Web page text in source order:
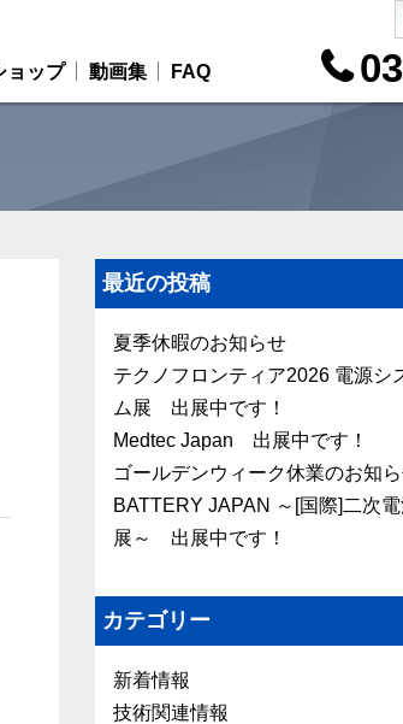
ョップ 動画集 FAQ
最近の投稿
夏季休暇のお知らせ
テクノフロンティア2026 電源シ
ム展 出展中です！
Medtec Japan 出展中です！
ゴールデンウィーク休業のお知
BATTERY JAPAN ～[国際]二次
展～ 出展中です！
カテゴリー
新着情報
技術関連情報